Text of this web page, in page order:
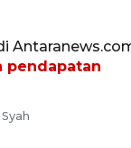
pendapatan